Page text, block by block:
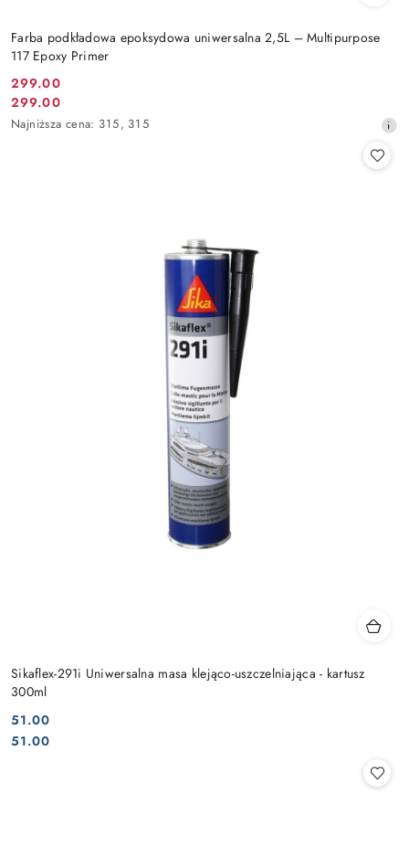
Farba podkładowa epoksydowa uniwersalna 2,5L – Multipurpose
117 Epoxy Primer
Cena
promocyjna:
299.00
Cena
promocyjna:
299.00
Najniższa
Najniższa cena: 315, 315
Sikaflex-291i Uniwersalna masa klejąco-uszczelniająca - kartusz
300ml
Cena:
51.00
Cena:
51.00